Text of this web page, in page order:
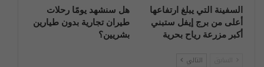
السفينة التي يبلغ ارتفاعها
أعلى من برج إيفل ستبني
أكبر مزرعة رياح بحرية
هل سنشهد يومًا رحلات
طيران تجارية بدون طيارين
بشريين؟
التالي